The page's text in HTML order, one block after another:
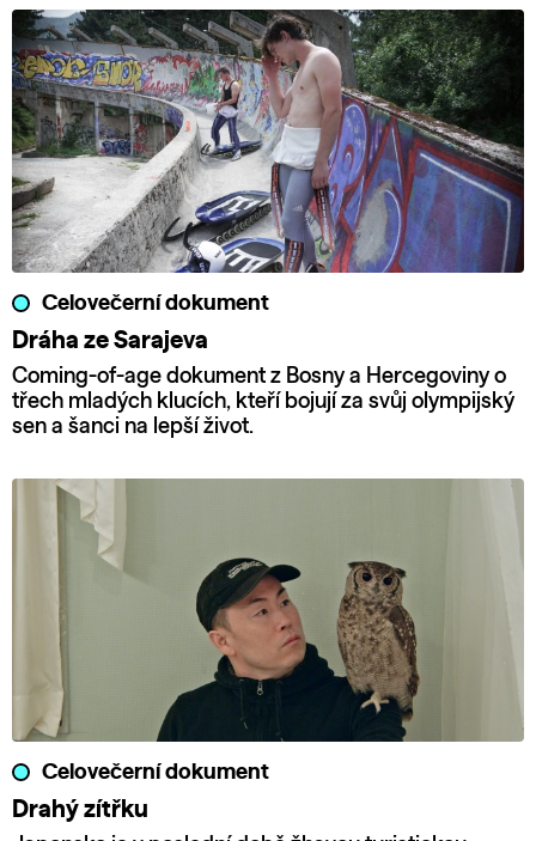
Celovečerní dokument
Dráha ze Sarajeva
Coming-of-age dokument z Bosny a Hercegoviny o
třech mladých klucích, kteří bojují za svůj olympijský
sen a šanci na lepší život.
Celovečerní dokument
Drahý zítřku